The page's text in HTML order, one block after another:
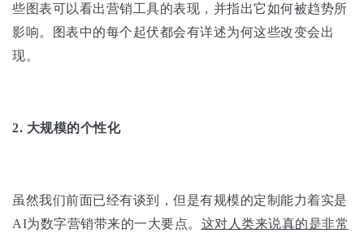
些图表可以看出营销工具的表现，并指出它如何被趋势所
影响。图表中的每个起伏都会有详述为何这些改变会出
现。
2. 大规模的个性化
虽然我们前面已经有谈到，但是有规模的定制能力着实是
AI为数字营销带来的一大要点。 这对人类来说真的是非常